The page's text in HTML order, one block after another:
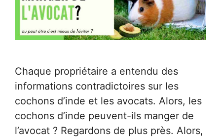
Chaque propriétaire a entendu des
informations contradictoires sur les
cochons d’inde et les avocats. Alors, les
cochons d’inde peuvent-ils manger de
l’avocat ? Regardons de plus près. Alors,